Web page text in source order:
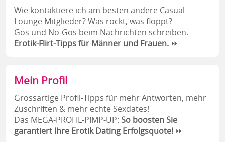
Wie kontaktiere ich am besten andere Casual
Lounge Mitglieder? Was rockt, was floppt?
Gos und No-Gos beim Nachrichten schreiben.
Erotik-Flirt-Tipps für Männer und Frauen. ⏩
Mein Profil
Grossartige Profil-Tipps für mehr Antworten, mehr
Zuschriften & mehr echte Sexdates!
Das MEGA-PROFIL-PIMP-UP: So boosten Sie
garantiert Ihre Erotik Dating Erfolgsquote! ⏩